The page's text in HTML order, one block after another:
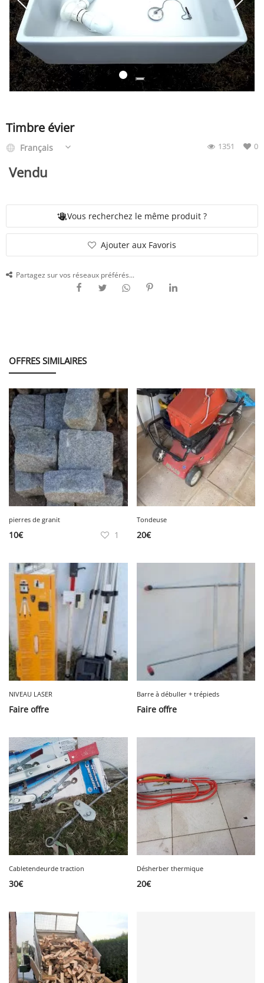
SERVICE
ÉVÉNEMENT
BILLET & COVOIT'
Français
Timbre évier
0
1351
Français
Vendu
Vous recherchez le même produit ?
Ajouter aux Favoris
Partagez sur vos réseaux préférés...
OFFRES SIMILAIRES
pierres de granit
10€ 1
Tondeuse
20€
NIVEAU LASER
Faire offre
Barre à débuller + trépieds
Faire offre
Cabletendeurde traction
30€
Désherber thermique
20€